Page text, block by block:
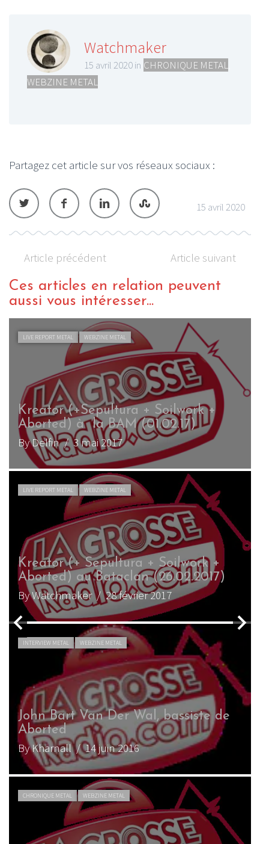
Watchmaker
15 avril 2020 in CHRONIQUE METAL
WEBZINE METAL
Partagez cet article sur vos réseaux sociaux :
15 avril 2020
Article précédent Article suivant
Ces articles en relation peuvent
aussi vous intéresser...
CHRONIQUE METAL WEBZINE METAL
Aborted – Termination Redux (EP)
By Kharnall/ 19 février 2016
LIVE REPORT METAL WEBZINE METAL
Aborted (+ Origin, Exhumed et
Miasmal) au Divan du Monde
(12.12.2014)
By Watchmaker/ 28 décembre 2014
CHRONIQUE METAL WEBZINE METAL
Aborted – The Necrotic Manifesto
By Watchmaker/ 26 avril 2014